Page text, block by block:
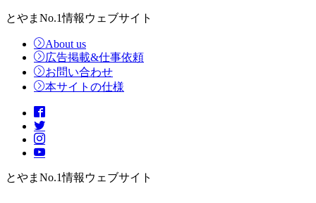
とやまNo.1情報ウェブサイト
About us
広告掲載&仕事依頼
お問い合わせ
本サイトの仕様
とやまNo.1情報ウェブサイト